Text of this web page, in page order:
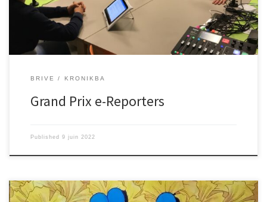
height= »110px »]
BRIVE KRONIKBA
Grand Prix e-Reporters
Published 9 juin 2022